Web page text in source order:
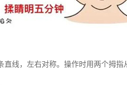
线，左右对称。操作时用两个拇指